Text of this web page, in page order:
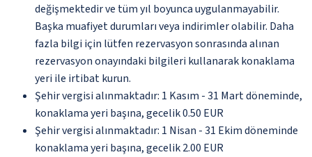
değişmektedir ve tüm yıl boyunca uygulanmayabilir.
Başka muafiyet durumları veya indirimler olabilir. Daha
fazla bilgi için lütfen rezervasyon sonrasında alınan
rezervasyon onayındaki bilgileri kullanarak konaklama
yeri ile irtibat kurun.
Şehir vergisi alınmaktadır: 1 Kasım - 31 Mart döneminde,
konaklama yeri başına, gecelik 0.50 EUR
Şehir vergisi alınmaktadır: 1 Nisan - 31 Ekim döneminde
konaklama yeri başına, gecelik 2.00 EUR